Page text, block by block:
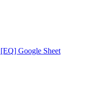
[EQ] Google Sheet